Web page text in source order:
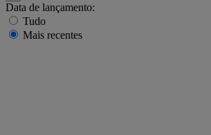
Data de lançamento:
Tudo
Mais recentes